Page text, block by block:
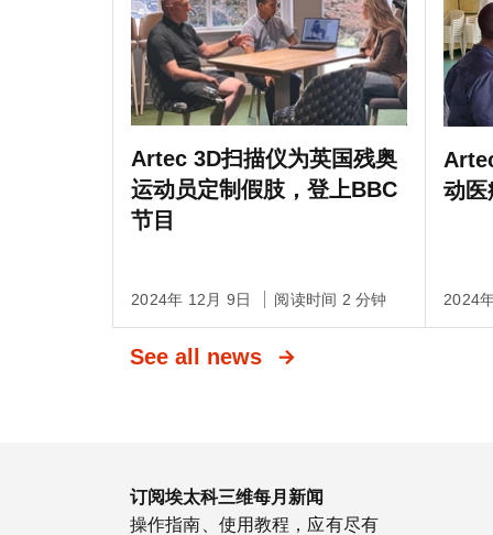
Artec 3D扫描仪为英国残奥
运动员定制假肢，登上BBC
节目
2024年 12月 9日 阅读时间 2 分钟
动医
2024
See all news
订阅埃太科三维每月新闻
操作指南、使用教程，应有尽有